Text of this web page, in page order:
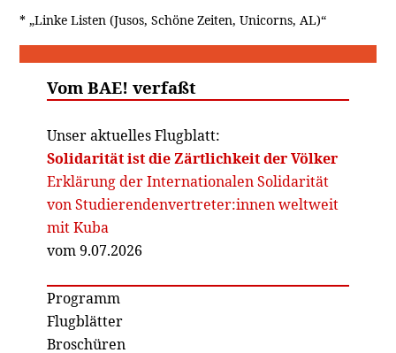
* „Linke Listen (Jusos, Schöne Zeiten, Unicorns, AL)“
Vom BAE! verfaßt
Unser aktuelles Flugblatt:
Solidarität ist die Zärtlichkeit der Völker
Erklärung der Internationalen Solidarität
von Studierendenvertreter:innen weltweit
mit Kuba
vom 9.07.2026
Programm
Flugblätter
Broschüren